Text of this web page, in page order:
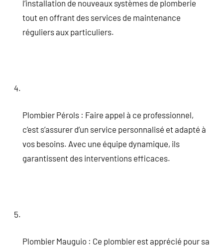
l’installation de nouveaux systèmes de plomberie
tout en offrant des services de maintenance
réguliers aux particuliers.
Plombier Pérols : Faire appel à ce professionnel,
c’est s’assurer d’un service personnalisé et adapté à
vos besoins. Avec une équipe dynamique, ils
garantissent des interventions efficaces.
Plombier Mauguio : Ce plombier est apprécié pour sa